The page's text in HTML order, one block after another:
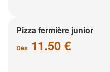
Pizza fermière junior
Dès 11.50 €